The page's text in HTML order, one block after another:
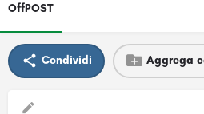
OffPOST
Condividi Aggrega